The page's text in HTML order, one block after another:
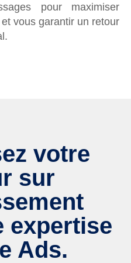
pour maximiser
vous garantir un retour
votre
sur
expertise
Ads.